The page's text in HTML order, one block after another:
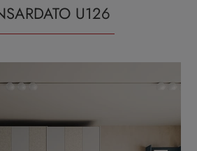
U126